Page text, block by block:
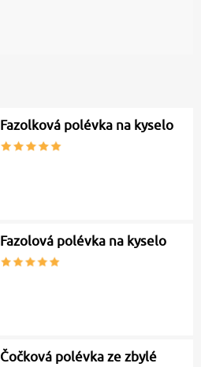
Fazolková polévka na kyselo
Fazolová polévka na kyselo
Čočková polévka ze zbylé